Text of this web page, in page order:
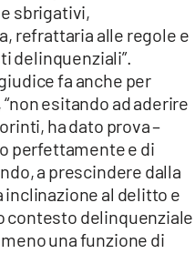
sbrigativi,
refrattaria alle regole e
delinquenziali”.
fa anche per
“non esitando ad aderire
ha dato prova –
perfettamente e di
a prescindere dalla
al delitto e
contesto delinquenziale
una funzione di